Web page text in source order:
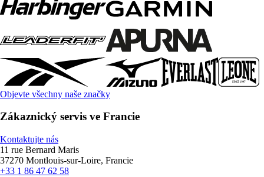
Objevte všechny naše značky
Zákaznický servis ve Francie
Kontaktujte nás
11 rue Bernard Maris
37270 Montlouis-sur-Loire, Francie
+33 1 86 47 62 58